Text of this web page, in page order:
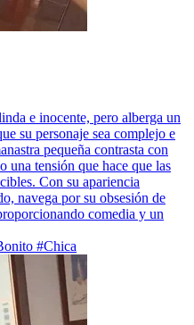
e inocente, pero alberga un
su personaje sea complejo e
pequeña contrasta con
una tensión que hace que las
Con su apariencia
navega por su obsesión de
comedia y un
#Chica